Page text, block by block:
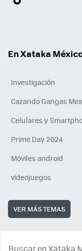
En Xataka
Investigación
Cazando Gangas
Celulares y
Prime Day 2024
Móviles android
videojuegos
VER MÁS TEMAS